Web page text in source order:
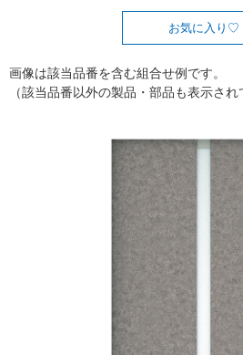
お気に入り
画像は該当品番を含む組合せ例です。
（該当品番以外の製品・部品も表示され